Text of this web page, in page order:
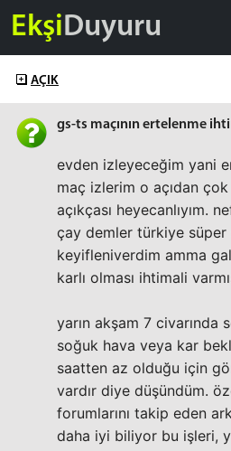
EkşiDuyuru
AÇIK
gs-ts maçının ertelenme
evden izleyeceğim yani
maç izlerim o açıdan
açıkçası heyecanlıyım.
çay demler türkiye
keyifleniverdim amma
karlı olması ihtimali
yarın akşam 7 civarında
soğuk hava veya kar
saatten az olduğu için
vardır diye düşündüm.
forumlarını takip eden
daha iyi biliyor bu işleri,